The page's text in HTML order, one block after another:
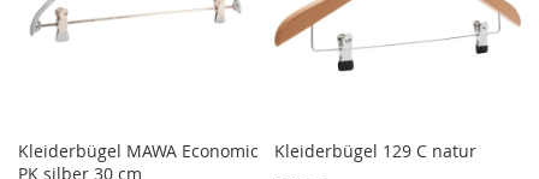
Kleiderbügel MAWA Economic
PK silber 30 cm
Kleiderbügel 129 C natur